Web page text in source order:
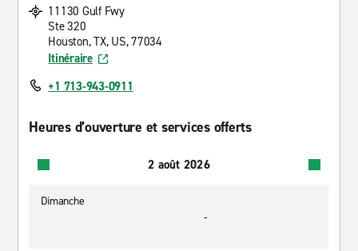
11130 Gulf Fwy
Ste 320
Houston, TX, US, 77034
Itinéraire
+1 713-943-0911
Heures d’ouverture et services offerts
2 août 2026
Dimanche
-